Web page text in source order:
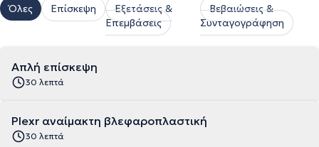
Όλες Επίσκεψη
Εξετάσεις &
Επεμβάσεις
Βεβαιώσεις &
Συνταγογράφηση
Απλή επίσκεψη
30 λεπτά
Plexr αναίμακτη βλεφαροπλαστική
30 λεπτά